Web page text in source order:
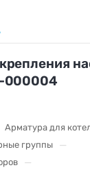
000004
Арматура для
группы —
—